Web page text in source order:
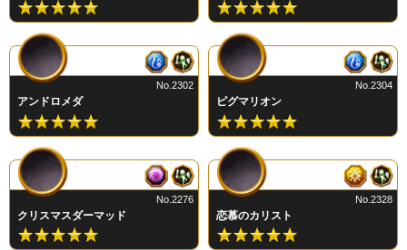
アンドロメダ
No.2302
ピグマリオン
No.2304
クリスマスダーマッド
No.2276
恋慕のカリスト
No.2328